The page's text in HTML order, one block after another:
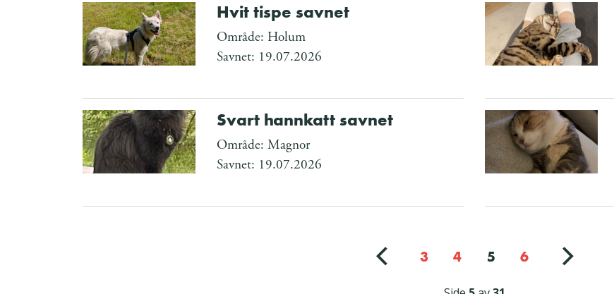
Hvit tispe savnet
Område: Holum
Savnet: 19.07.2026
Svart hannkatt savnet
Område: Magnor
Savnet: 19.07.2026
3 4 5 6